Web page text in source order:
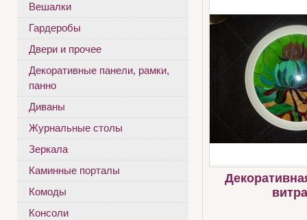
Вешалки
Гардеробы
Двери и прочее
Декоративные панели, рамки,
панно
Диваны
Журнальные столы
Зеркала
Каминные порталы
Комоды
Консоли